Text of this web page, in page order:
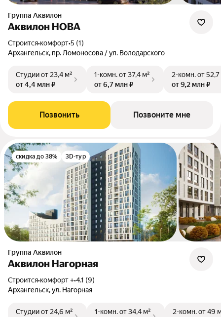
Группа Аквилон
Аквилон НОВА
Строится•комфорт•5 (1)
Архангельск, пр. Ломоносова / ул. Володарского
Студииот 23,4 м²
от 4,4 млн ₽
1-комн.от 37,4 м²
от 6,7 млн ₽
2-комн.от 52,7
от 9,2 млн ₽
Позвонить Позвоните мне
скидка до 38% 3D-тур
Группа Аквилон
Аквилон Нагорная
Строится•комфорт +•4.1 (9)
Архангельск, ул. Нагорная
Студииот 24,6 м²
1-комн.от 34,4 м²
2-комн.от 49